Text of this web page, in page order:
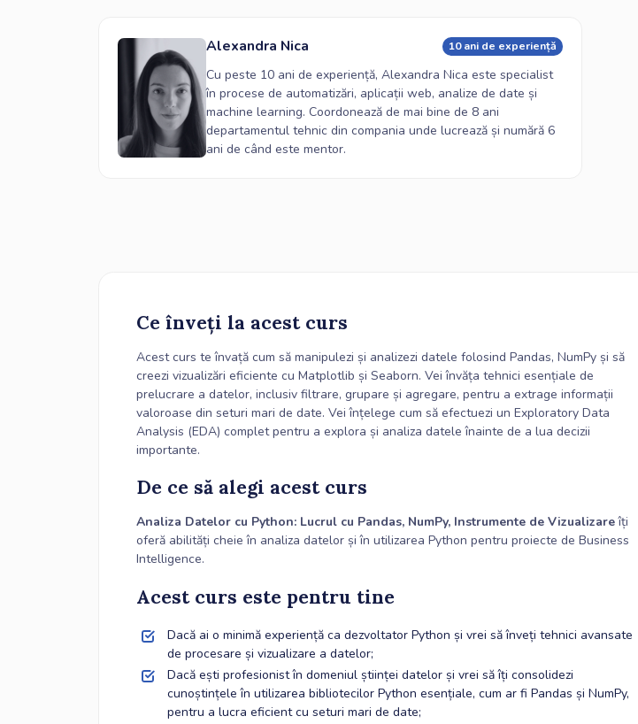
Alexandra Nica 10 ani de experiență
Cu peste 10 ani de experiență, Alexandra Nica este specialist
în procese de automatizări, aplicații web, analize de date și
machine learning. Coordonează de mai bine de 8 ani
departamentul tehnic din compania unde lucrează și numără 6
ani de când este mentor.
Ce înveți la acest curs
Acest curs te învață cum să manipulezi și analizezi datele folosind Pandas, NumPy și să
creezi vizualizări eficiente cu Matplotlib și Seaborn. Vei învăța tehnici esențiale de
prelucrare a datelor, inclusiv filtrare, grupare și agregare, pentru a extrage informații
valoroase din seturi mari de date. Vei înțelege cum să efectuezi un Exploratory Data
Analysis (EDA) complet pentru a explora și analiza datele înainte de a lua decizii
importante.
De ce să alegi acest curs
Analiza Datelor cu Python: Lucrul cu Pandas, NumPy, Instrumente de Vizualizareîți
oferă abilități cheie în analiza datelor și în utilizarea Python pentru proiecte de Business
Intelligence.
Acest curs este pentru tine
Dacă ai o minimă experiență ca dezvoltator Python și vrei să înveți tehnici avansate
de procesare și vizualizare a datelor;
Dacă ești profesionist în domeniul științei datelor și vrei să îți consolidezi
cunoștințele în utilizarea bibliotecilor Python esențiale, cum ar fi Pandas și NumPy,
pentru a lucra eficient cu seturi mari de date;